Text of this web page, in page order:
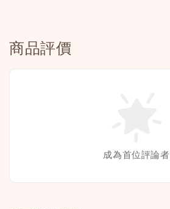
商品評價
成為首位評論者